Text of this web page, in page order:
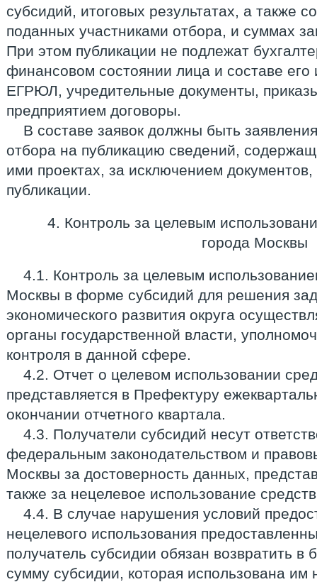
субсидий, итоговых результатах, а также
поданных участниками отбора, и суммах
При этом публикации не подлежат
финансовом состоянии лица и составе
ЕГРЮЛ, учредительные документы,
предприятием договоры.
В составе заявок должны быть
отбора на публикацию сведений,
ими проектах, за исключением
публикации.
4. Контроль за целевым
города Москвы
4.1. Контроль за целевым
Москвы в форме субсидий для решения
экономического развития округа
органы государственной власти,
контроля в данной сфере.
4.2. Отчет о целевом использовании
представляется в Префектуру
окончании отчетного квартала.
4.3. Получатели субсидий несут
федеральным законодательством и
Москвы за достоверность данных,
также за нецелевое использование
4.4. В случае нарушения условий
нецелевого использования
получатель субсидии обязан возвратить
сумму субсидии, которая использована им